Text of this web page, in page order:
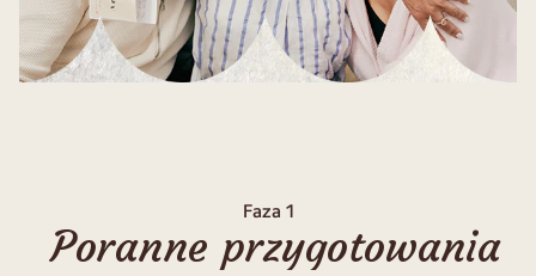
Faza 1
Poranne przygotowania